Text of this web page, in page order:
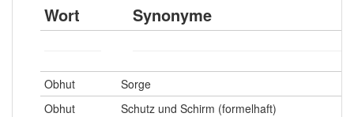
Wort Synonyme
Obhut
Sorge
Obhut
Schutz und Schirm (formelhaft)